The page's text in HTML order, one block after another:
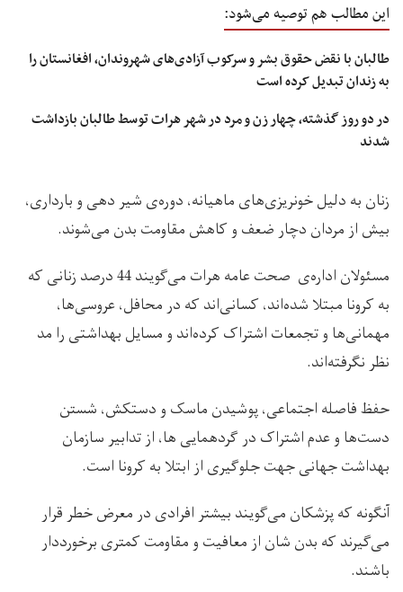
این مطالب هم توصیه می‌شود:
طالبان با نقض حقوق بشر و سرکوب آزادی‌های شهروندان، افغانستان را
به زندان تبدیل کرده است
در دو روز گذشته، چهار زن و مرد در شهر هرات توسط طالبان بازداشت
شدند
زنان به دلیل خونریزی‌های ماهیانه، دوره‌ی شیر دهی و بارداری،
بیش از مردان دچار ضعف و کاهش مقاومت بدن می‌شوند.
مسئولان اداره‌ی صحت عامه هرات می‌گویند 44 درصد زنانی که
به کرونا مبتلا شده‌اند، کسانی‌اند که در محافل، عروسی‌ها،
مهمانی‌ها و تجمعات اشتراک کرده‌اند و مسایل بهداشتی را مد
نظر نگرفته‌اند.
حفظ فاصله اجتماعی، پوشیدن ماسک و دستکش، شستن
دست‌ها و عدم اشتراک در گردهمایی ها، از تدابیر سازمان
بهداشت جهانی جهت جلوگیری از ابتلا به کرونا است.
آنگونه که پزشکان می‌گویند بیشتر افرادی در معرض خطر قرار
می‌گیرند که بدن شان از معافیت و مقاومت کمتری برخورددار
باشند.